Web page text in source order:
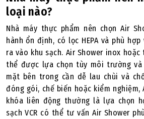
loại nào?
Nhà máy thực phẩm nên chọn Air
hành ổn định, có lọc HEPA và phù
ra vào khu sạch. Air Shower inox
thể được lựa chọn tùy môi trường và
mặt bên trong cần dễ lau chùi và
đóng gói, chế biến hoặc kiểm nghiệm,
khóa liên động thường là lựa chọn
sạch VCR có thể tư vấn Air Shower